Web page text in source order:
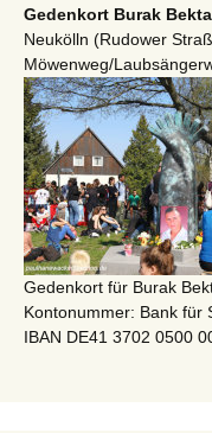
Gedenkort Burak
Neukölln (Rudower
Möwenweg/
Gedenkort für Burak
Kontonummer: Bank für
IBAN DE41 3702 0500